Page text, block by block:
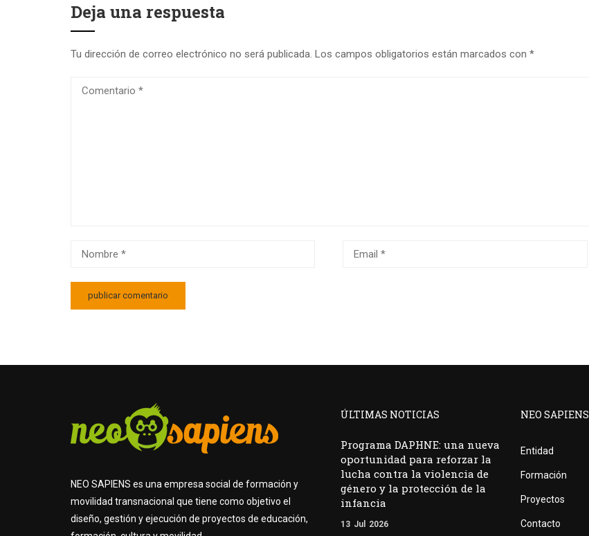
Deja una respuesta
Tu dirección de correo electrónico no será publicada. Los campos obligatorios están marcados con *
NEO SAPIENS es una empresa social de formación y
movilidad transnacional que tiene como objetivo el
diseño, gestión y ejecución de proyectos de educación,
ÚLTIMAS NOTICIAS
Programa DAPHNE: una nueva
oportunidad para reforzar la
lucha contra la violencia de
género y la protección de la
infancia
13 Jul 2026
NEO SAPIENS
Entidad
Formación
Proyectos
Contacto